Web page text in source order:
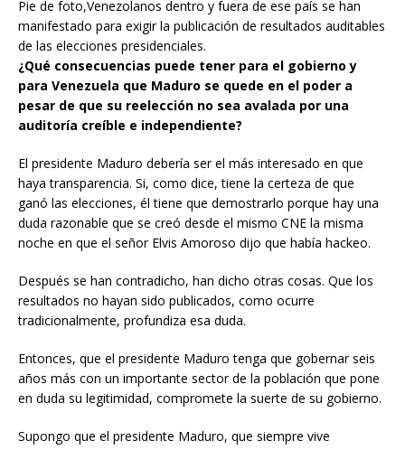
Pie de foto,Venezolanos dentro y fuera de ese país se han
manifestado para exigir la publicación de resultados auditables
de las elecciones presidenciales.
¿Qué consecuencias puede tener para el gobierno y
para Venezuela que Maduro se quede en el poder a
pesar de que su reelección no sea avalada por una
auditoría creíble e independiente?
El presidente Maduro debería ser el más interesado en que
haya transparencia. Si, como dice, tiene la certeza de que
ganó las elecciones, él tiene que demostrarlo porque hay una
duda razonable que se creó desde el mismo CNE la misma
noche en que el señor Elvis Amoroso dijo que había hackeo.
Después se han contradicho, han dicho otras cosas. Que los
resultados no hayan sido publicados, como ocurre
tradicionalmente, profundiza esa duda.
Entonces, que el presidente Maduro tenga que gobernar seis
años más con un importante sector de la población que pone
en duda su legitimidad, compromete la suerte de su gobierno.
Supongo que el presidente Maduro, que siempre vive